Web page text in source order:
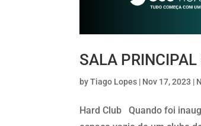
SALA
byTiago Lopes | Nov 17, 2023 |
Hard Club Quando foi